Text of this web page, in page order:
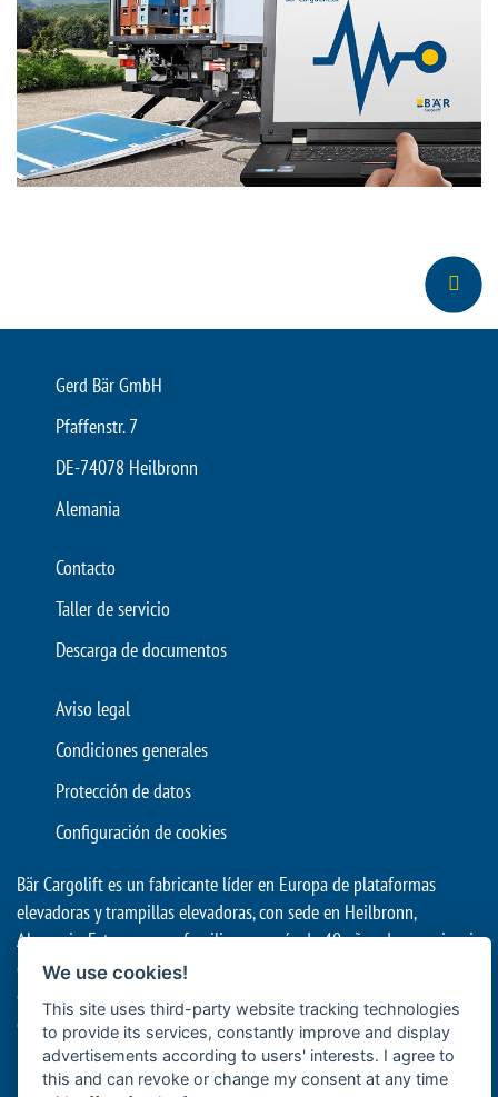
Gerd Bär GmbH
Pfaffenstr. 7
DE-74078 Heilbronn
Alemania
Contacto
Taller de servicio
Descarga de documentos
Aviso legal
Condiciones generales
Protección de datos
Configuración de cookies
Bär Cargolift es un fabricante líder en Europa de plataformas
elevadoras y trampillas elevadoras, con sede en Heilbronn,
Alemania. Esta empresa familiar con más de 40 años de experiencia
es un proveedor premium y líder en innovación para el transporte
eficiente de mercancías con vehículos industriales. Sus sistemas de
elevación en la parte trasera de los vehículos son útiles tanto para
la logística profesional de alimentos y bebidas con camiones y
remolques como para el transporte de larga distancia con
We use cookies!
This site uses third-party website tracking technologies
to provide its services, constantly improve and display
advertisements according to users' interests. I agree to
this and can revoke or change my consent at any time